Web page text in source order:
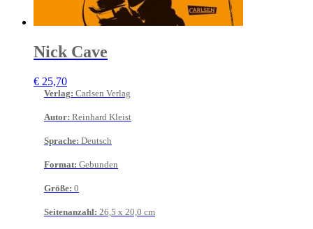
Nick Cave
€ 25,70
Verlag: Carlsen Verlag
Autor: Reinhard Kleist
Sprache: Deutsch
Format: Gebunden
Größe: 0
Seitenanzahl: 26,5 x 20,0 cm